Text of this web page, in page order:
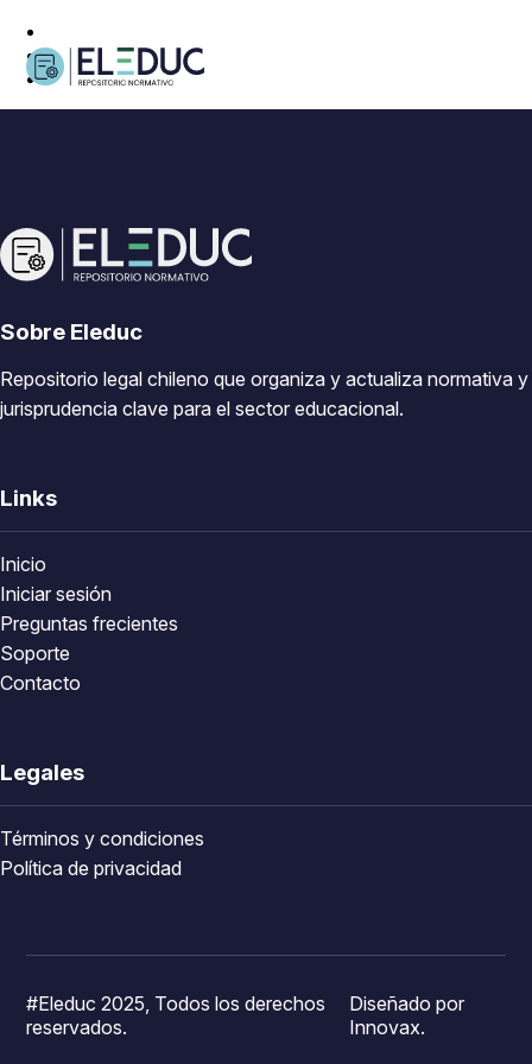
Sobre Eleduc
Repositorio legal chileno que organiza y actualiza normativa y
jurisprudencia clave para el sector educacional.
Links
Inicio
Iniciar sesión
Preguntas frecientes
Soporte
Contacto
Legales
Términos y condiciones
Política de privacidad
#Eleduc 2025, Todos los derechos
reservados.
Diseñado por
Innovax.